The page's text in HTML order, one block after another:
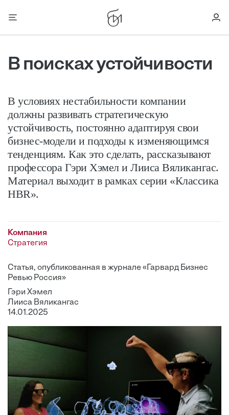
В поисках устойчивости
В условиях нестабильности компании
должны развивать стратегическую
устойчивость, постоянно адаптируя свои
бизнес-модели и подходы к изменяющимся
тенденциям. Как это сделать, рассказывают
профессора Гэри Хэмел и Лииса Вяликангас.
Материал выходит в рамках серии «Классика
HBR».
Компания
Стратегия
Статья, опубликованная в журнале «Гарвард Бизнес
Ревью Россия»
Гэри Хэмел
Лииса Вяликангас
14.01.2025